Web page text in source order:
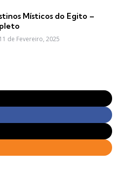
Místicos do Egito –
11 de Fevereiro, 2025